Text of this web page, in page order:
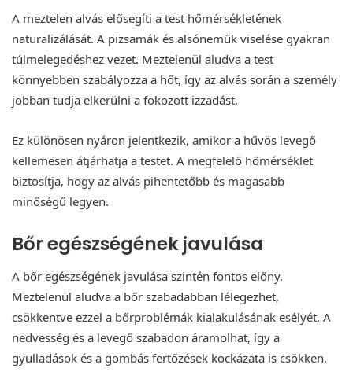
A meztelen alvás elősegíti a test hőmérsékletének
naturalizálását. A pizsamák és alsóneműk viselése gyakran
túlmelegedéshez vezet. Meztelenül aludva a test
könnyebben szabályozza a hőt, így az alvás során a személy
jobban tudja elkerülni a fokozott izzadást.
Ez különösen nyáron jelentkezik, amikor a hűvös levegő
kellemesen átjárhatja a testet. A megfelelő hőmérséklet
biztosítja, hogy az alvás pihentetőbb és magasabb
minőségű legyen.
Bőr egészségének javulása
A bőr egészségének javulása szintén fontos előny.
Meztelenül aludva a bőr szabadabban lélegezhet,
csökkentve ezzel a bőrproblémák kialakulásának esélyét. A
nedvesség és a levegő szabadon áramolhat, így a
gyulladások és a gombás fertőzések kockázata is csökken.